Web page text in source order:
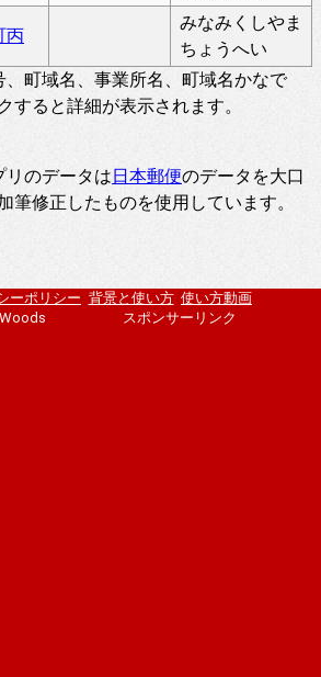
丙
みなみくしやま
ちょうへい
町域名、事業所名、町域名かなで
すると詳細が表示されます。
リのデータは日本郵便のデータを大口
筆修正したものを使用しています。
ーポリシー 背景と使い方 使い方動画
スポンサーリンク